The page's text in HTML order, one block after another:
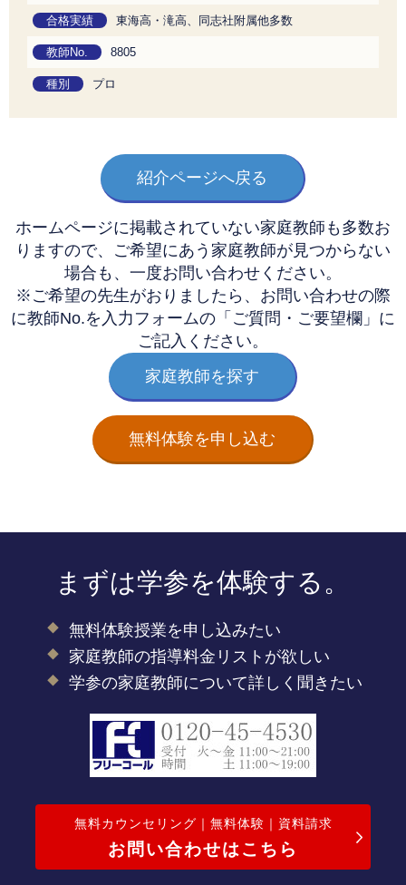
合格実績 東海高・滝高、同志社附属他多数
教師No. 8805
種別 プロ
紹介ページへ戻る
ホームページに掲載されていない家庭教師も多数お
りますので、 ご希望にあう家庭教師が見つからない
場合も、一度お問い合わせください。
※ご希望の先生がおりましたら、お問い合わせの際
に教師No.を 入力フォームの「ご質問・ご要望欄」に
ご記入ください。
家庭教師を探す
無料体験を申し込む
まずは学参を体験する。
無料体験授業を申し込みたい
家庭教師の指導料金リストが欲しい
学参の家庭教師について詳しく聞きたい
無料カウンセリング｜無料体験｜資料請求
お問い合わせはこちら